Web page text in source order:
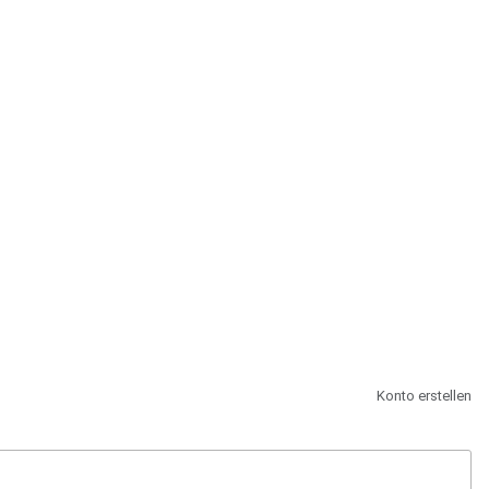
Konto erstellen